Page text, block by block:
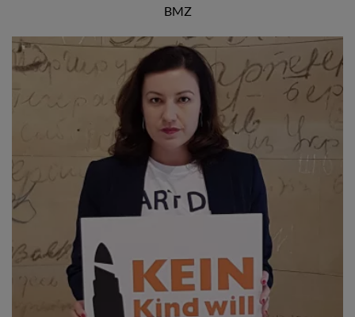
BMZ